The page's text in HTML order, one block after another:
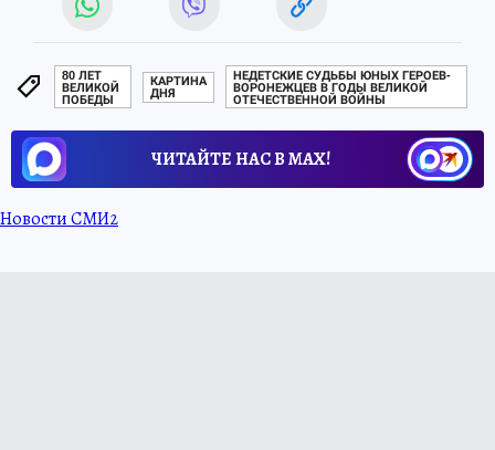
80 ЛЕТ
ВЕЛИКОЙ
ПОБЕДЫ
КАРТИНА
ДНЯ
НЕДЕТСКИЕ СУДЬБЫ ЮНЫХ ГЕРОЕВ-
ВОРОНЕЖЦЕВ В ГОДЫ ВЕЛИКОЙ
ОТЕЧЕСТВЕННОЙ ВОЙНЫ
ЧИТАЙТЕ НАС В МАХ!
Новости СМИ2